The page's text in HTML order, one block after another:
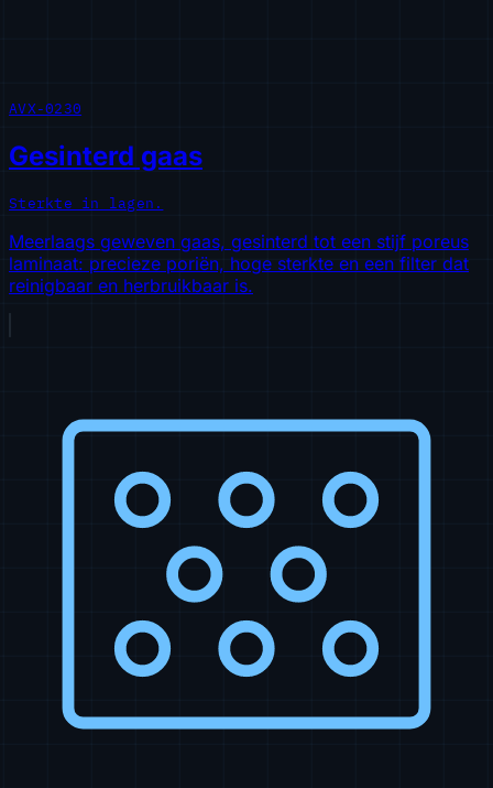
AVX-0230
Gesinterd gaas
Sterkte in lagen.
Meerlaags geweven gaas, gesinterd tot een stijf poreus
laminaat: precieze poriën, hoge sterkte en een filter dat
reinigbaar en herbruikbaar is.